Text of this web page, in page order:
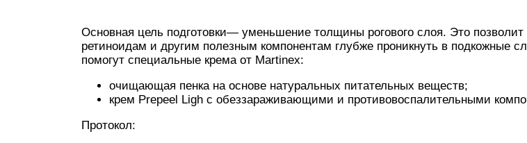
Основная цель подготовки— уменьшение толщины рогового слоя. Это позволит
ретиноидам и другим полезным компонентам глубже проникнуть в подкожные
помогут специальные крема от Мartinex:
очищающая пенка на основе натуральных питательных веществ;
крем Prepeel Ligh с обеззараживающими и противовоспалительными
Протокол: